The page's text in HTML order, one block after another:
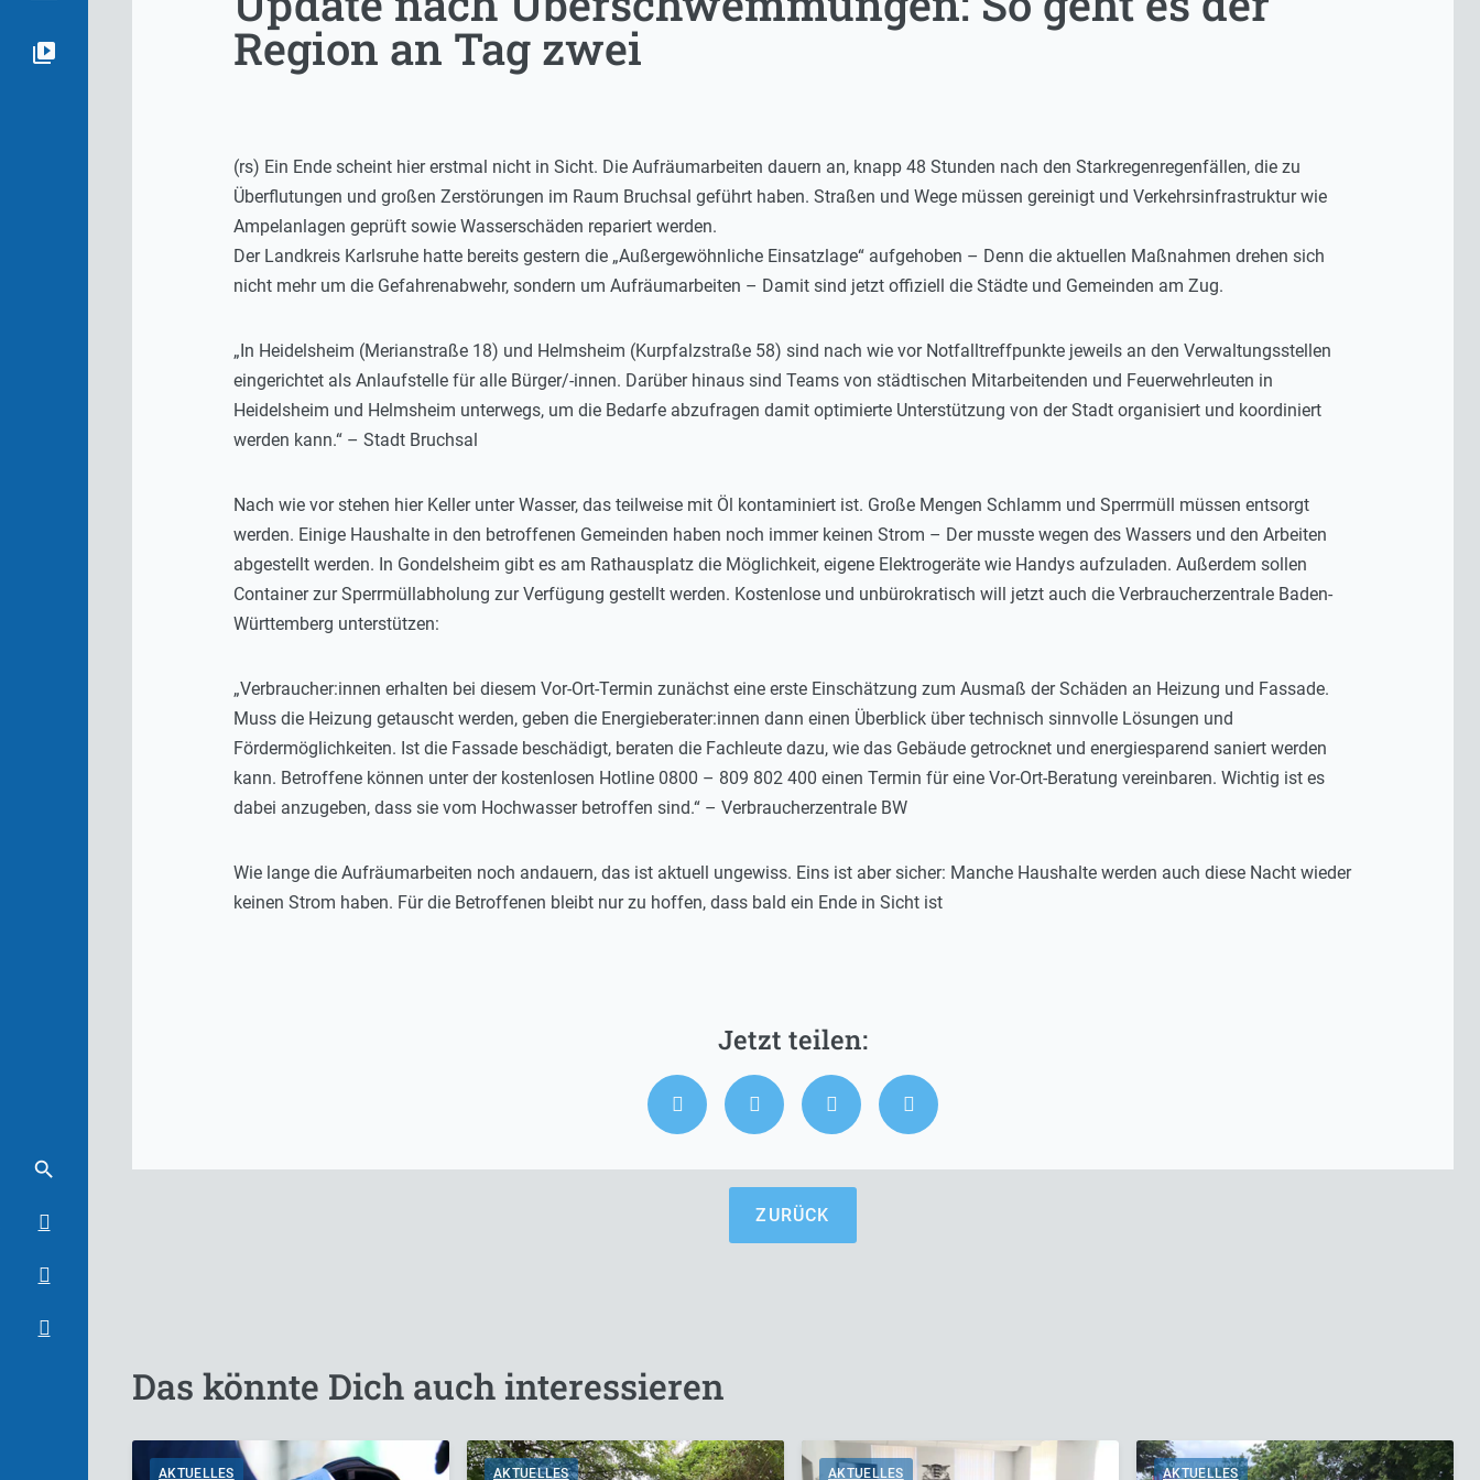
Region an Tag zwei
(rs) Ein Ende scheint hier erstmal nicht in Sicht. Die Aufräumarbeiten dauern an, knapp 48 Stunden nach den Starkregenregenfällen, die zu
Überflutungen und großen Zerstörungen im Raum Bruchsal geführt haben. Straßen und Wege müssen gereinigt und Verkehrsinfrastruktur wie
Ampelanlagen geprüft sowie Wasserschäden repariert werden.
Der Landkreis Karlsruhe hatte bereits gestern die „Außergewöhnliche Einsatzlage“ aufgehoben – Denn die aktuellen Maßnahmen drehen sich
nicht mehr um die Gefahrenabwehr, sondern um Aufräumarbeiten – Damit sind jetzt offiziell die Städte und Gemeinden am Zug.
„In Heidelsheim (Merianstraße 18) und Helmsheim (Kurpfalzstraße 58) sind nach wie vor Notfalltreffpunkte jeweils an den Verwaltungsstellen
eingerichtet als Anlaufstelle für alle Bürger/-innen. Darüber hinaus sind Teams von städtischen Mitarbeitenden und Feuerwehrleuten in
Heidelsheim und Helmsheim unterwegs, um die Bedarfe abzufragen damit optimierte Unterstützung von der Stadt organisiert und koordiniert
werden kann.“ – Stadt Bruchsal
Nach wie vor stehen hier Keller unter Wasser, das teilweise mit Öl kontaminiert ist. Große Mengen Schlamm und Sperrmüll müssen entsorgt
werden. Einige Haushalte in den betroffenen Gemeinden haben noch immer keinen Strom – Der musste wegen des Wassers und den Arbeiten
abgestellt werden. In Gondelsheim gibt es am Rathausplatz die Möglichkeit, eigene Elektrogeräte wie Handys aufzuladen. Außerdem sollen
Container zur Sperrmüllabholung zur Verfügung gestellt werden. Kostenlose und unbürokratisch will jetzt auch die Verbraucherzentrale Baden-
Württemberg unterstützen:
„Verbraucher:innen erhalten bei diesem Vor-Ort-Termin zunächst eine erste Einschätzung zum Ausmaß der Schäden an Heizung und Fassade.
Muss die Heizung getauscht werden, geben die Energieberater:innen dann einen Überblick über technisch sinnvolle Lösungen und
Fördermöglichkeiten. Ist die Fassade beschädigt, beraten die Fachleute dazu, wie das Gebäude getrocknet und energiesparend saniert werden
kann. Betroffene können unter der kostenlosen Hotline 0800 – 809 802 400 einen Termin für eine Vor-Ort-Beratung vereinbaren. Wichtig ist es
dabei anzugeben, dass sie vom Hochwasser betroffen sind.“ – Verbraucherzentrale BW
Wie lange die Aufräumarbeiten noch andauern, das ist aktuell ungewiss. Eins ist aber sicher: Manche Haushalte werden auch diese Nacht wieder
keinen Strom haben. Für die Betroffenen bleibt nur zu hoffen, dass bald ein Ende in Sicht ist
ZURÜCK
Das könnte Dich auch interessieren
AKTUELLES AKTUELLES AKTUELLES AKTUELLES